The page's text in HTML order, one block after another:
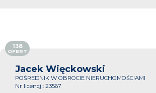
Jacek Więckowski
POŚREDNIK W OBROCIE NIERUCHOMOŚCIAMI
Nr licencji: 23567
138
OFERT